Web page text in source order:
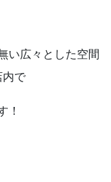
い広々とした空間
で
！